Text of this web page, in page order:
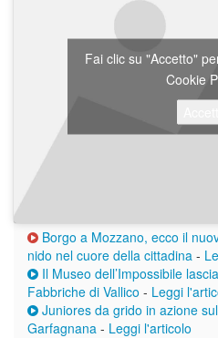
Fai clic su "Accetto"
Cookie
Borgo a Mozzano, ecco il
nido nel cuore della cittadina -
Il Museo dell’Impossibile
Fabbriche di Vallico - Leggi
Juniores da grido in azione
Garfagnana - Leggi l'articolo